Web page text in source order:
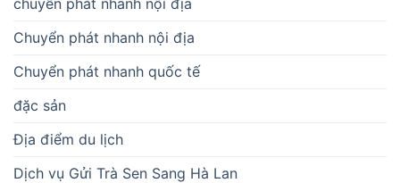
Chuyển phát nhanh nội địa
Chuyển phát nhanh quốc tế
đặc sản
Địa điểm du lịch
Dịch vụ Gửi Trà Sen Sang Hà Lan